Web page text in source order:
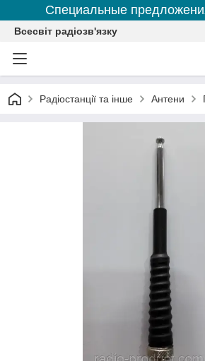
Специальные
Всесвіт радіозв'язку
Радіостанції та інше Антени